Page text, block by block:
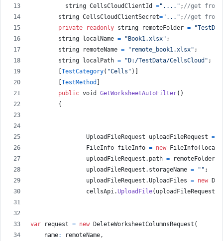
string CellsCloudClientId ="...." ; //get from
string CellsCloudClientSecret="..." ; //get from
private
readonly string remoteFolder =
string
localName = "Book1.xlsx" ;
string
remoteName = "remote_book1.xlsx" ;
string
localPath = "D:/TestData/CellsCloud" ;
TestCategory( "Cells" )
TestMethod
public void GetWorksheetAutoFilter( )
{
UploadFileRequest uploadFileRequest =
FileInfo fileInfo = new FileInfo(
uploadFileRequest . path = remoteFolder
uploadFileRequest . storageName = "" ;
uploadFileRequest .UploadFiles = new
cellsApi.UploadFile( uploadFileRequest
var request = new DeleteWorksheetColumnsRequest (
name: remoteName,